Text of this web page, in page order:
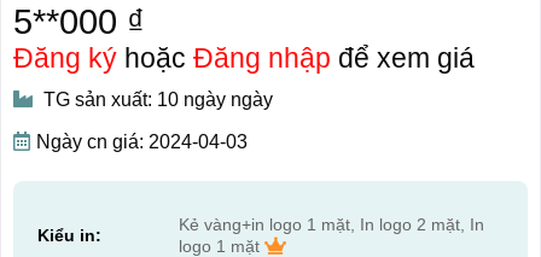
5**000 ₫
Đăng kýhoặc Đăng nhập để xem giá
TG sản xuất: 10 ngày ngày
Ngày cn giá: 2024-04-03
Kiểu in:
Kẻ vàng+in logo 1 mặt, In logo 2 mặt, In
logo 1 mặt